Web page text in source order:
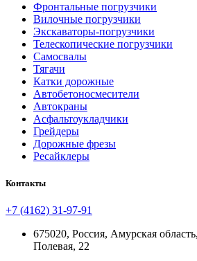
Фронтальные погрузчики
Вилочные погрузчики
Экскаваторы-погрузчики
Телескопические погрузчики
Самосвалы
Тягачи
Катки дорожные
Автобетоносмесители
Автокраны
Асфальтоукладчики
Грейдеры
Дорожные фрезы
Ресайклеры
Контакты
+7 (4162) 31-97-91
675020, Россия, Амурская
Полевая, 22